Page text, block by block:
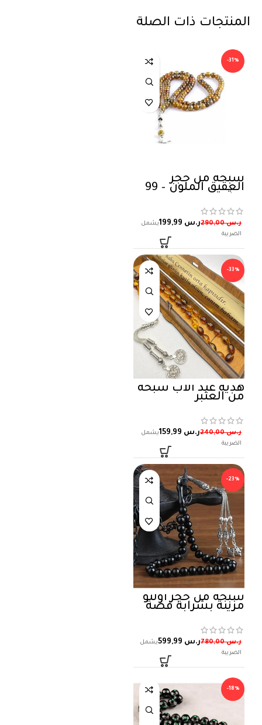
المنتجات ذات الصلة
-31%
سبحة من حجر
العقيق الملون – 99
حبة
ر.س290,00 ر.س
-33%
هدية عيد الأب سبحة
من العنبر
ر.س240,00 ر.س
-23%
سبحة من حجر أولتو
مزينة بشرابة فضة
ر.س780,00 ر.س
-18%